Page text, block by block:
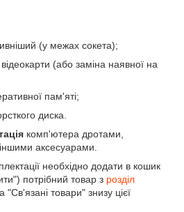
(у межах сокета);
(або заміна наявної на
пам'яті;
диска.
комп'ютера дротами,
аксесуарами.
необхідно додати в кошик
потрібний товар з розділ
"Св'язані товари" знизу цієї